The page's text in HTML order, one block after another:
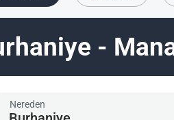
-
Nereden